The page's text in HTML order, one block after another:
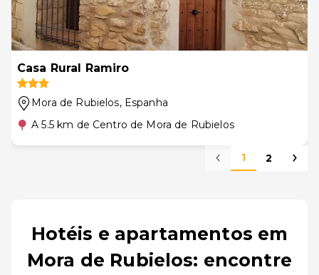
Casa Rural Ramiro
Mora de Rubielos, Espanha
A 5.5 km de Centro de Mora de Rubielos
1 2
Hotéis e apartamentos em
Mora de Rubielos: encontre